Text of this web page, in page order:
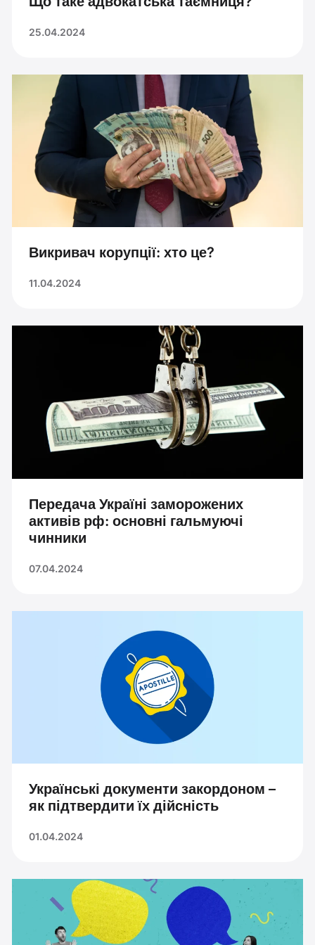
25.04.2024
Викривач корупції: хто це?
11.04.2024
Передача Україні заморожених
активів рф: основні гальмуючі
чинники
07.04.2024
Українські документи закордоном –
як підтвердити їх дійсність
01.04.2024